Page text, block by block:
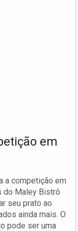
em
a competição em
do Maley Bistrô
seu prato ao
ainda mais. O
pode ser uma